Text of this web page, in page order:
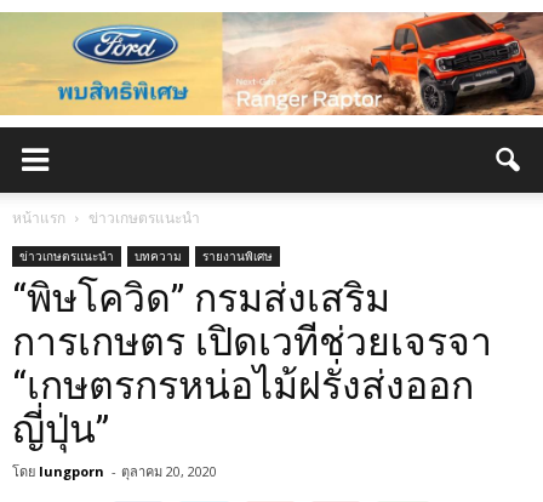
หน้าแรก ข่าวเกษตรแนะนำ
ข่าวเกษตรแนะนำ บทความ รายงานพิเศษ
“พิษโควิด” กรมส่งเสริม
การเกษตร เปิดเวทีช่วยเจรจา
“เกษตรกรหน่อไม้ฝรั่งส่งออก
ญี่ปุ่น”
โดย lungporn - ตุลาคม 20, 2020